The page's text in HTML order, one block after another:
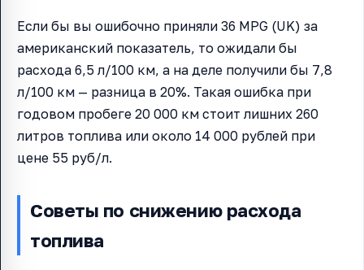
Если бы вы ошибочно приняли 36 MPG (UK) за
американский показатель, то ожидали бы
расхода 6,5 л/100 км, а на деле получили бы 7,8
л/100 км — разница в 20%. Такая ошибка при
годовом пробеге 20 000 км стоит лишних 260
литров топлива или около 14 000 рублей при
цене 55 руб/л.
Советы по снижению расхода
топлива